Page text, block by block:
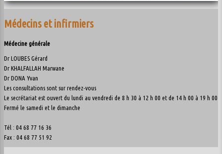
Médecins et infirmiers
Médecine générale
Dr LOUBES Gérard
Dr KHALFALLAH Marwane
Dr DONA Yvan
Les consultations sont sur rendez-vous
Le secrétariat est ouvert du lundi au vendredi de 8 h 30 à 12 h 00 et de 14 h 00 à 19 h 00
Fermé le samedi et le dimanche
Tél : 04 68 77 16 36
Fax : 04 68 77 51 92